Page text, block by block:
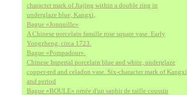
character mark of Jiajing within a double ring in
underglaze blue, Kangxi,
Bague «Jonquille»
A Chinese porcelain famille rose square vase. Early
Yongzheng, circa 1723.
Bague «Pompadour».
Chinese Imperial porcelain blue and white, underglaze
copper-red and celadon vase. Six-character mark of Kangxi
and period
Bague «BOULE» ornée d'un saphir de taille coussin